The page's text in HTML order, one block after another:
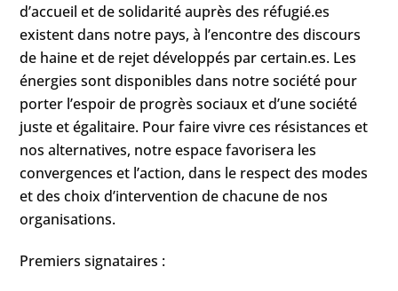
d’accueil et de solidarité auprès des réfugié.es
existent dans notre pays, à l’encontre des discours
de haine et de rejet développés par certain.es. Les
énergies sont disponibles dans notre société pour
porter l’espoir de progrès sociaux et d’une société
juste et égalitaire. Pour faire vivre ces résistances et
nos alternatives, notre espace favorisera les
convergences et l’action, dans le respect des modes
et des choix d’intervention de chacune de nos
organisations.
Premiers signataires :